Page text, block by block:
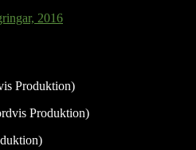
2016
Produktion)
Produktion)